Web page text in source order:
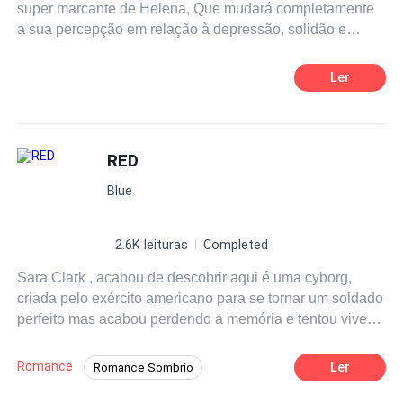
de coisa que nos afeta de longe, quando acontece com
gente de longe, mas que nos atropela e nos quebra em
super marcante de Helena, Que mudará completamente
a sua percepção em relação à depressão, solidão e
Ler
RED
Blue
2.6K leituras Completed
Sara Clark , acabou de descobrir aqui é uma cyborg,
criada pelo exército americano para se tornar um soldado
perfeito mas acabou perdendo a memória e tentou viver
lembranças do passado ainda estão assombrando sua
mente e ela acabou esquecendo de uma coisa muito
Romance Romance Sombrio Ler